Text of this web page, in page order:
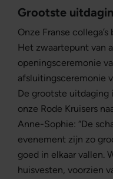
Grootste
Onze Franse
Het zwaartepunt van
openingsceremonie
afsluitingsceremonie
De grootste uitdaging
onze Rode Kruisers
Anne-Sophie: “De
evenement zijn zo
goed in elkaar vallen.
huisvesten, voorzien